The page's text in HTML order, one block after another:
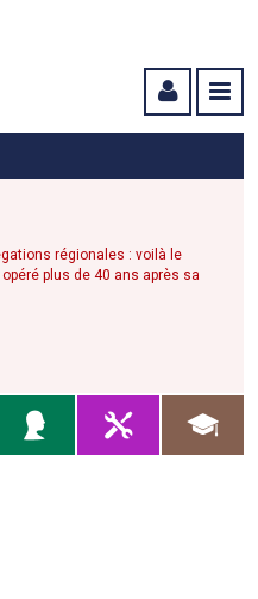
régionales : voilà le
plus de 40 ans après sa